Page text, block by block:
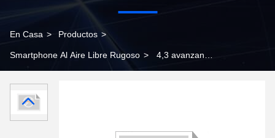
En Casa > Productos >
Smartphone Al Aire Libre Rugoso > 4,3 avanzan
Smartphone con la pantalla de QHD IPS 854*480